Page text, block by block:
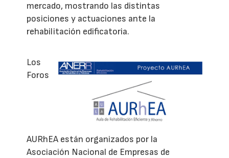
mercado, mostrando las distintas
posiciones y actuaciones ante la
rehabilitación edificatoria.
Los
Foros
AURhEA están organizados por la
Asociación Nacional de Empresas de